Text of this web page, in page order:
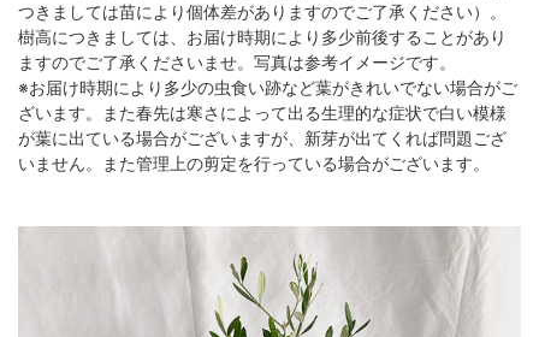
つきましては苗により個体差がありますのでご了承ください）。
樹高につきましては、お届け時期により多少前後することがあり
ますのでご了承くださいませ。写真は参考イメージです。
※お届け時期により多少の虫食い跡など葉がきれいでない場合がご
ざいます。また春先は寒さによって出る生理的な症状で白い模様
が葉に出ている場合がございますが、新芽が出てくれば問題ござ
いません。また管理上の剪定を行っている場合がございます。